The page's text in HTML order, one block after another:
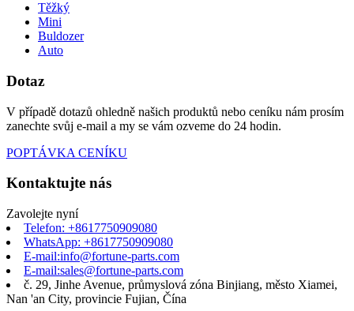
Těžký
Mini
Buldozer
Auto
Dotaz
V případě dotazů ohledně našich produktů nebo ceníku nám prosím
zanechte svůj e-mail a my se vám ozveme do 24 hodin.
POPTÁVKA CENÍKU
Kontaktujte nás
Zavolejte nyní
Telefon: +8617750909080
WhatsApp: +8617750909080
E-mail:info@fortune-parts.com
E-mail:sales@fortune-parts.com
č. 29, Jinhe Avenue, průmyslová zóna Binjiang, město Xiamei,
Nan 'an City, provincie Fujian, Čína